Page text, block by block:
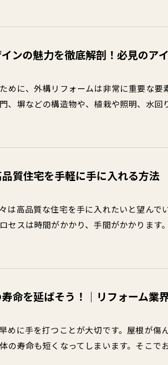
ンの魅力を徹底解剖！必見のア
めに、外構リフォームは非常に重要な要
、塀などの構造物や、植栽や照明、水回
質住宅を手軽に手に入れる方法
は高品質な住宅を手に入れたいと望んで
セスは時間がかかり、手間がかかります
命を延ばそう！｜リフォーム業
めに手を打つことが大切です。屋根が傷
の寿命も短くなってしまいます。そこで